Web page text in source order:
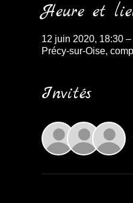
Heure et
12 juin 2020, 18:30
Précy-sur-Oise,
Invités